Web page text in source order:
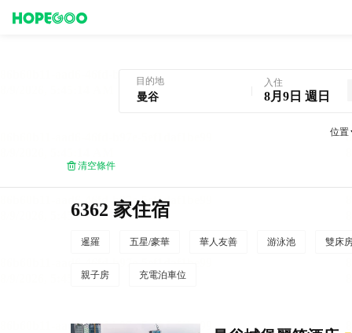
目的地 入住
8月9日 週日
位置
清空條件
6362 家住宿
暹羅 五星/豪華 華人友善 游泳池 雙床
親子房 充電泊車位